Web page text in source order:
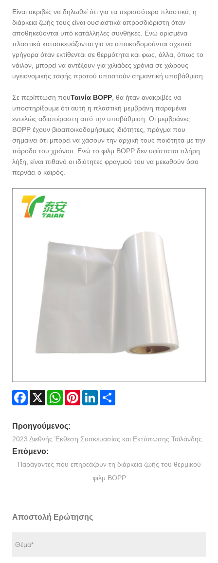
Είναι ακριβές να δηλωθεί ότι για τα περισσότερα πλαστικά, η
διάρκεια ζωής τους είναι ουσιαστικά απροσδιόριστη όταν
αποθηκεύονται υπό κατάλληλες συνθήκες. Ενώ ορισμένα
πλαστικά κατασκευάζονται για να αποικοδομούνται σχετικά
γρήγορα όταν εκτίθενται σε θερμότητα και φως, άλλα, όπως το
νάιλον, μπορεί να αντέξουν για χιλιάδες χρόνια σε χώρους
υγειονομικής ταφής προτού υποστούν σημαντική υποβάθμιση.
Σε περίπτωση πουΤαινία BOPP , θα ήταν ανακριβές να
υποστηρίξουμε ότι αυτή η πλαστική μεμβράνη παραμένει
εντελώς αδιαπέραστη από την υποβάθμιση. Οι μεμβράνες
BOPP έχουν βιοαποικοδομήσιμες ιδιότητες, πράγμα που
σημαίνει ότι μπορεί να χάσουν την αρχική τους ποιότητα με την
πάροδο του χρόνου. Ενώ το φιλμ BOPP δεν υφίσταται πλήρη
λήξη, είναι πιθανό οι ιδιότητες φραγμού του να μειωθούν όσο
περνάει ο καιρός.
Facebook
X WhatsAppPinterestLinkedIn
Προηγούμενος:
2023 Διεθνής Έκθεση Συσκευασίας και Εκτύπωσης Ταϊλάνδης
Επόμενο:
Παράγοντες που επηρεάζουν τη διάρκεια ζωής του θερμικού
φιλμ BOPP
Αποστολή Ερώτησης